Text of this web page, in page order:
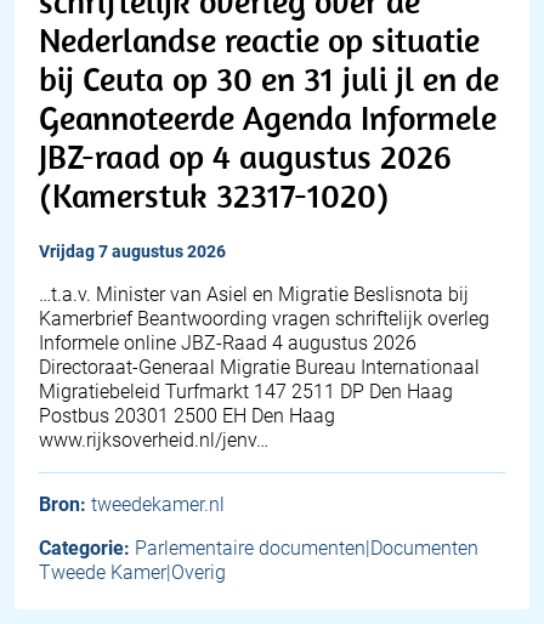
Nederlandse reactie op situatie
bij Ceuta op 30 en 31 juli jl en de
Geannoteerde Agenda Informele
JBZ-raad op 4 augustus 2026
(Kamerstuk 32317-1020)
vrijdag 7 augustus 2026
…t.a.v. Minister van Asiel en Migratie Beslisnota bij
Kamerbrief Beantwoording vragen schriftelijk overleg
Informele online JBZ-Raad 4 augustus 2026
Directoraat-Generaal Migratie Bureau Internationaal
Migratiebeleid Turfmarkt 147 2511 DP Den Haag
Postbus 20301 2500 EH Den Haag
www.rijksoverheid.nl/jenv…
Bron: tweedekamer.nl
Categorie: Parlementaire documenten|Documenten
Tweede Kamer|Overig